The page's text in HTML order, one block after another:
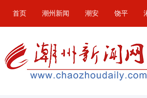
首页 潮州新闻 潮安 饶平